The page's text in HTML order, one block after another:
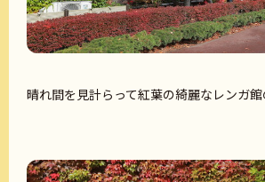
晴れ間を見計らって紅葉の綺麗なレンガ